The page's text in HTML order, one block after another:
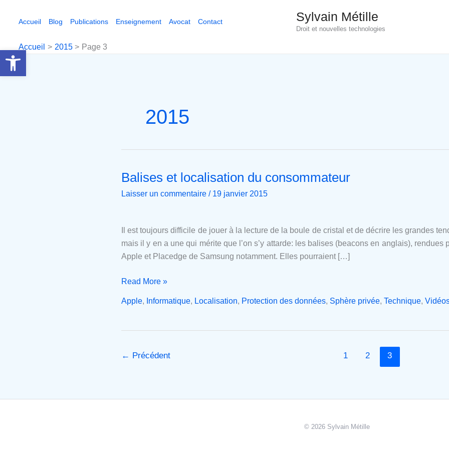
Ouvrir la barre d’outils
Accueil Blog Publications Enseignement Avocat Contact Sylvain Métille
Droit et nouvelles technologies
Accueil 2015 Page 3
2015
Balises et localisation du consommateur
Laisser un commentaire / 19 janvier 2015
Il est toujours difficile de jouer à la lecture de la boule de cristal et de décrire les grandes
mais il y en a une qui mérite que l’on s’y attarde: les balises (beacons en anglais), rendues
Apple et Placedge de Samsung notamment. Elles pourraient […]
Balises
et
consommateur
Read More »
Apple, Informatique, Localisation, Protection des données, Sphère privée, Technique,
← Précédent 1 2 3
© 2026 Sylvain Métille